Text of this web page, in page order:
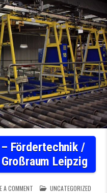
Fördertechnik /
Leipzig
A COMMENT ON SPS-PROGRAMMIERER
POSTED IN
UNCATEGORIZED